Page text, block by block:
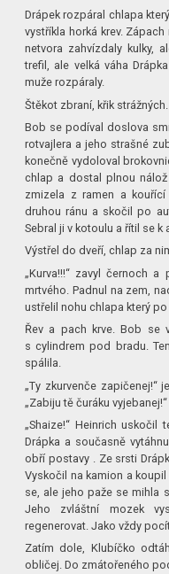
Drápek rozpáral chlapa
vystříkla horká krev.
netvora zahvízdaly kulky,
trefil, ale velká váha
muže rozpáraly.
Štěkot zbraní, křik strážných.
Bob se podíval doslova
rotvajlera a jeho strašné
konečně vydoloval
chlap a dostal plnou
zmizela z ramen a
druhou ránu a skočil po
Sebral ji v kotoulu a řítil se
Výstřel do dveří, chlap za
„Kurva!!!“ zavyl černoch
mrtvého. Padnul na zem,
ustřelil nohu chlapa který po
Řev a pach krve. Bob se
s cylindrem pod bradu.
spálila.
„Ty zkurvenče zapičenej!“
„Zabiju tě čuráku vyjebanej!“
„Shaize!“ Heinrich
Drápka a současně
obří postavy . Ze srsti
Vyskočil na kamion a
se, ale jeho paže se mihla
Jeho zvláštní mozek
regenerovat. Jako vždy
Zatím dole, Klubíčko
obličej. Do zmátořeného